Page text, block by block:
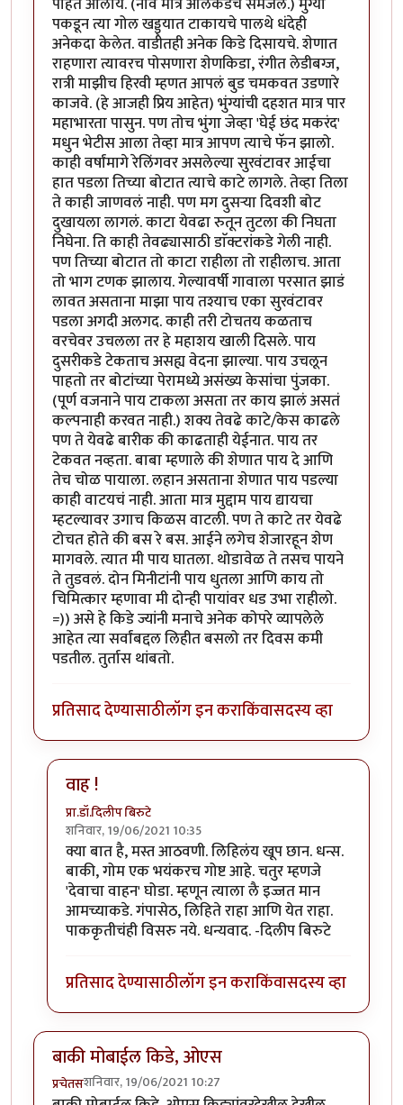
पकडून त्या गोल खड्ड्यात टाकायचे पालथे धंदेही
अनेकदा केलेत. वाडीतही अनेक किडे दिसायचे. शेणात
राहणारा त्यावरच पोसणारा शेणकिडा, रंगीत लेडीबग्ज,
रात्री माझीच हिरवी म्हणत आपलं बुड चमकवत उडणारे
काजवे. (हे आजही प्रिय आहेत) भुंग्यांची दहशत मात्र पार
महाभारता पासुन. पण तोच भुंगा जेव्हा 'घेई छंद मकरंद'
मधुन भेटीस आला तेव्हा मात्र आपण त्याचे फॅन झालो.
काही वर्षांमागे रेलिंगवर असलेल्या सुरवंटावर आईचा
हात पडला तिच्या बोटात त्याचे काटे लागले. तेव्हा तिला
ते काही जाणवलं नाही. पण मग दुसऱ्या दिवशी बोट
दुखायला लागलं. काटा येवढा रुतून तुटला की निघता
निघेना. ति काही तेवढ्यासाठी डाॅक्टरांकडे गेली नाही.
पण तिच्या बोटात तो काटा राहीला तो राहीलाच. आता
तो भाग टणक झालाय. गेल्यावर्षी गावाला परसात झाडं
लावत असताना माझा पाय तश्याच एका सुरवंटावर
पडला अगदी अलगद. काही तरी टोचतय कळताच
वरचेवर उचलला तर हे महाशय खाली दिसले. पाय
दुसरीकडे टेकताच असह्य वेदना झाल्या. पाय उचलून
पाहतो तर बोटांच्या पेरामध्ये असंख्य केसांचा पुंजका.
(पूर्ण वजनाने पाय टाकला असता तर काय झालं असतं
कल्पनाही करवत नाही.) शक्य तेवढे काटे/केस काढले
पण ते येवढे बारीक की काढताही येईनात. पाय तर
टेकवत नव्हता. बाबा म्हणाले की शेणात पाय दे आणि
तेच चोळ पायाला. लहान असताना शेणात पाय पडल्या
काही वाटयचं नाही. आता मात्र मुद्दाम पाय द्यायचा
म्हटल्यावर उगाच किळस वाटली. पण ते काटे तर येवढे
टोचत होते की बस रे बस. आईने लगेच शेजारहून शेण
मागवले. त्यात मी पाय घातला. थोडावेळ ते तसच पायने
ते तुडवलं. दोन मिनीटांनी पाय धुतला आणि काय तो
चिमित्कार म्हणावा मी दोन्ही पायांवर धड उभा राहीलो.
=)) असे हे किडे ज्यांनी मनाचे अनेक कोपरे व्यापलेले
आहेत त्या सर्वांबद्दल लिहीत बसलो तर दिवस कमी
पडतील. तुर्तास थांबतो.
प्रतिसाद देण्यासाठीलॉग इन कराकिंवासदस्य व्हा
वाह !
प्रा.डॉ.दिलीप बिरुटे
शनिवार, 19/06/2021 10:35
In reply toहाॅलिवूडच्या काही अप्रतिमbyगणपा
क्या बात है, मस्त आठवणी. लिहिलंय खूप छान. धन्स.
बाकी, गोम एक भयंकरच गोष्ट आहे. चतुर म्हणजे
'देवाचा वाहन' घोडा. म्हणून त्याला लै इज्जत मान
आमच्याकडे. गंपासेठ, लिहिते राहा आणि येत राहा.
पाककृतीचंही विसरु नये. धन्यवाद. -दिलीप बिरुटे
प्रतिसाद देण्यासाठीलॉग इन कराकिंवासदस्य व्हा
बाकी मोबाईल किडे, ओएस
प्रचेतसशनिवार, 19/06/2021 10:27